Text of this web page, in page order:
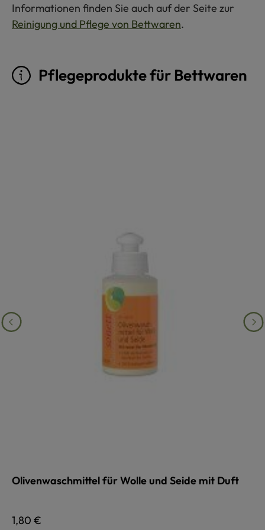
Informationen finden Sie auch auf der Seite zur
Reinigung und Pflege von Bettwaren.
Pflegeprodukte für Bettwaren
Olivenwaschmittel für Wolle und Seide mit Duft
Regulärer Preis:
1,80 €